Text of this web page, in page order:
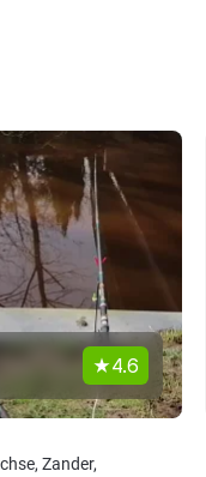
4.6
Zander,